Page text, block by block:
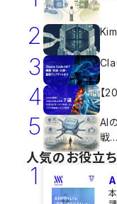
2
3
4 【
5
AI
戦...
人気のお役立
1